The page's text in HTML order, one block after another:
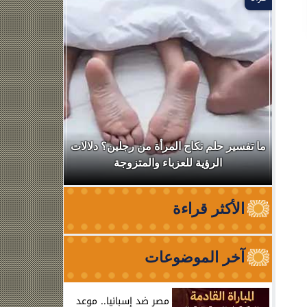
ما تفسير حلم نكاح المرأة من رجلين؟ دلالات
الرؤية للعزباء والمتزوجة
نقابة
من
الأكثر قراءة
آخر الموضوعات
مصر ضد إسبانيا.. موعد